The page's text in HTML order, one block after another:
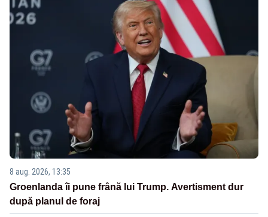
8 aug. 2026, 13:35
Groenlanda îi pune frână lui Trump. Avertisment dur
după planul de foraj